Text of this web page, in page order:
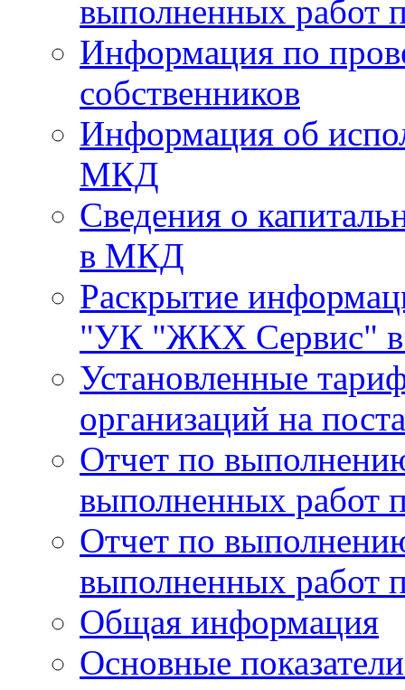
выполненных работ
Информация по
собственников
Информация об
МКД
Сведения о
в МКД
Раскрытие
"УК "ЖКХ Сервис" в
Установленные
организаций на
Отчет по
выполненных работ
Отчет по
выполненных работ
Общая информация
Основные